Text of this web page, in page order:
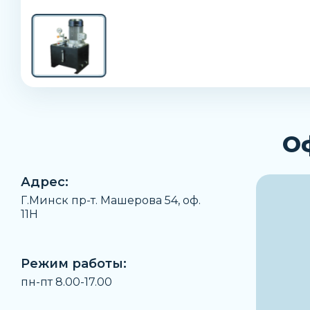
Адрес:
Г.Минск пр-т. Машерова 54, оф.
11H
Режим работы:
пн-пт 8.00-17.00